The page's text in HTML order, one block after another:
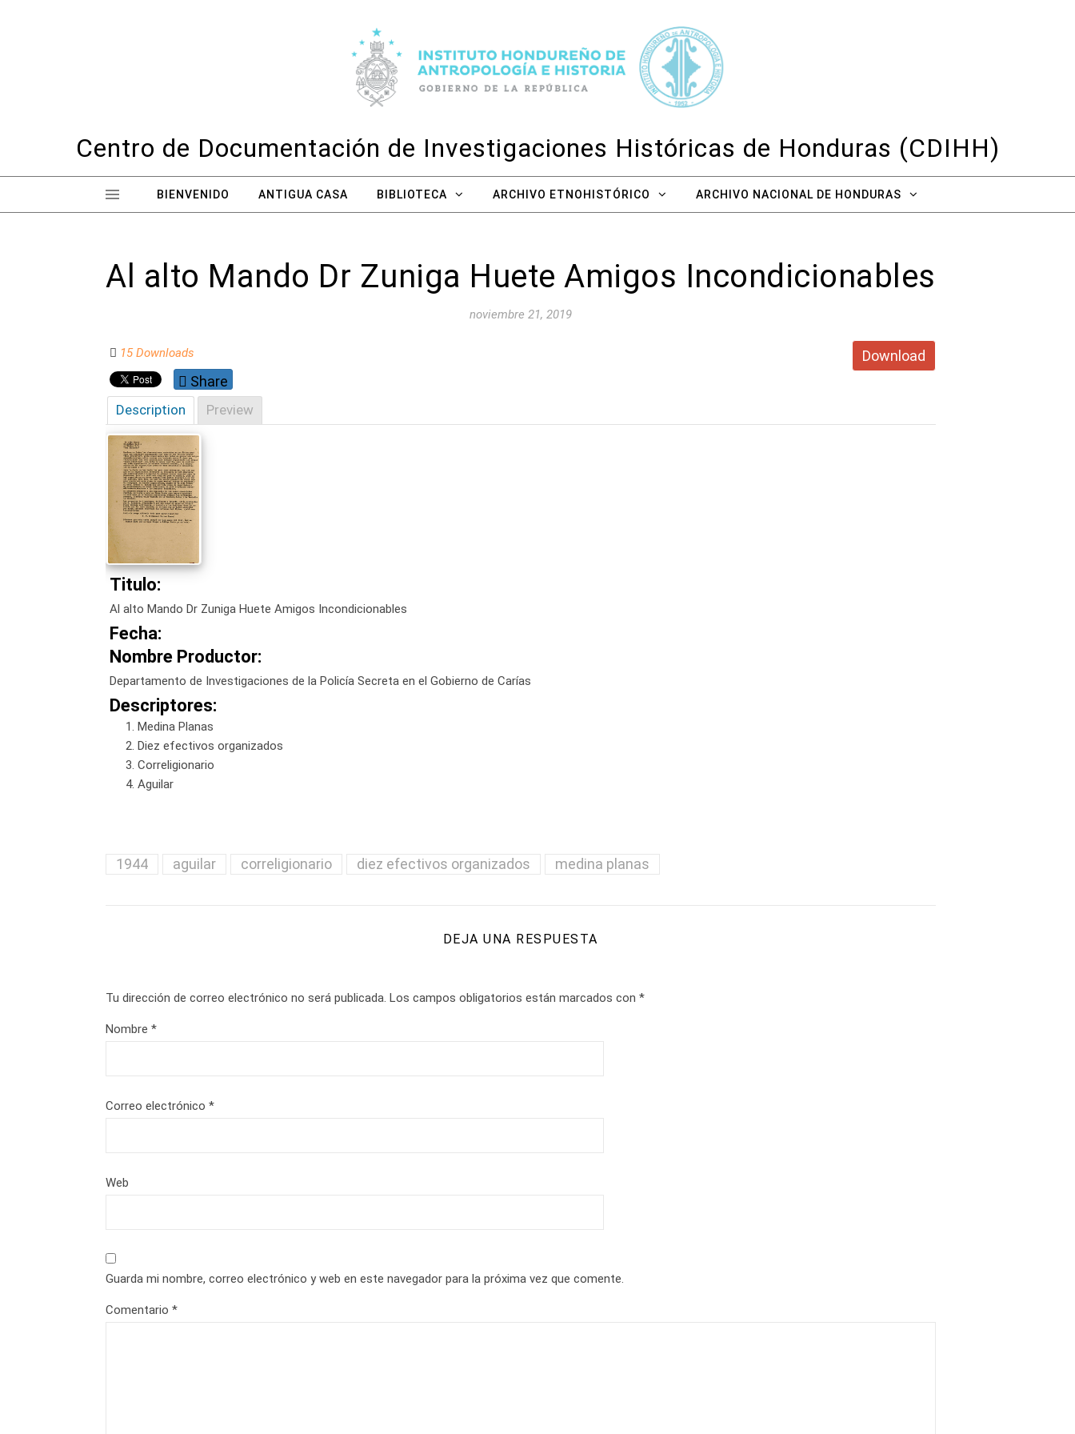
Centro de Documentación de Investigaciones Históricas de Honduras (CDIHH)
BIENVENIDO ANTIGUA CASA BIBLIOTECA ARCHIVO ETNOHISTÓRICO ARCHIVO NACIONAL DE HONDURAS
Al alto Mando Dr Zuniga Huete Amigos Incondicionables
noviembre 21, 2019
Download
15 Downloads
Share
Description Preview
Titulo:
Al alto Mando Dr Zuniga Huete Amigos Incondicionables
Fecha:
Nombre Productor:
Departamento de Investigaciones de la Policía Secreta en el Gobierno de Carías
Descriptores:
Medina Planas
Diez efectivos organizados
Correligionario
Aguilar
1944 aguilar correligionario diez efectivos organizados medina planas
DEJA UNA RESPUESTA
Tu dirección de correo electrónico no será publicada. Los campos obligatorios están marcados con *
Nombre *
Correo electrónico *
Web
Guarda mi nombre, correo electrónico y web en este navegador para la próxima vez que comente.
Comentario *